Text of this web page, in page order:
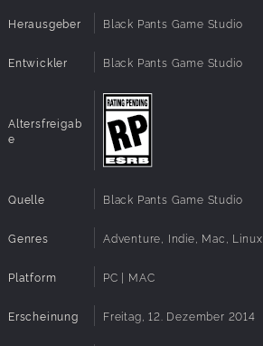
Herausgeber Black Pants Game Studio
Entwickler Black Pants Game Studio
Altersfreigab
e
Quelle Black Pants Game Studio
Genres Adventure, Indie, Mac, Linux
Platform PC | MAC
Erscheinung Freitag, 12. Dezember 2014